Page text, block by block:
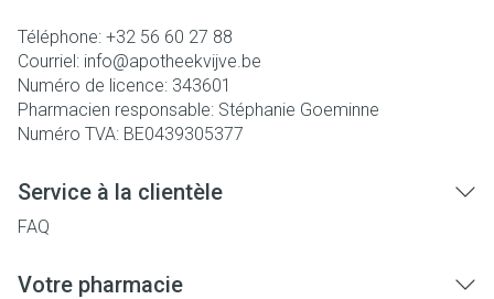
Téléphone: +32 56 60 27 88
Courriel: info@apotheekvijve.be
Numéro de licence: 343601
Pharmacien responsable: Stéphanie Goeminne
Numéro TVA: BE0439305377
Service à la clientèle
FAQ
Votre pharmacie